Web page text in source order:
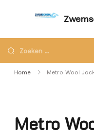
Home Metro Wool
Metro